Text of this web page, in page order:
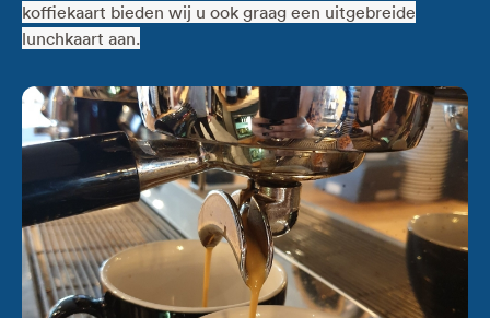
koffiekaart bieden wij u ook graag een uitgebreide
lunchkaart aan.